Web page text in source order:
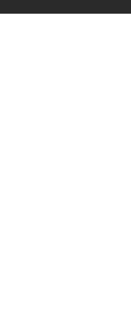
新潟県 南魚沼市
市
町